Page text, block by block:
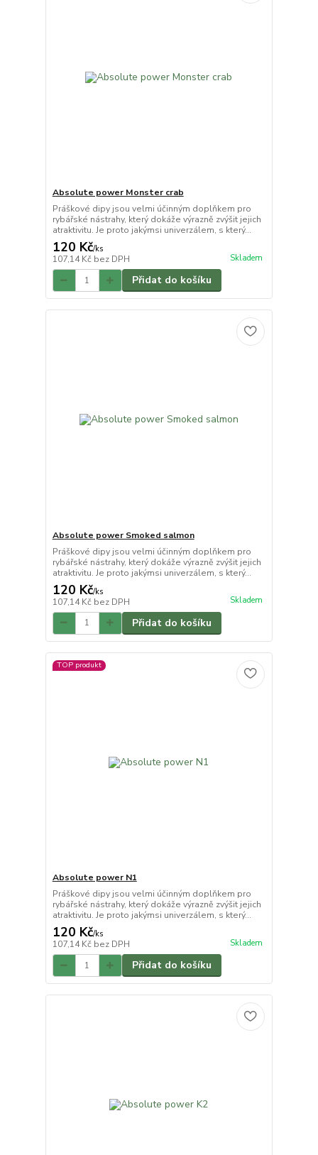
Absolute power Monster crab
Práškové dipy jsou velmi účinným doplňkem pro
rybářské nástrahy, který dokáže výrazně zvýšit jejich
atraktivitu. Je proto jakýmsi univerzálem, s který...
120 Kč/ks
107,14 Kč bez DPH Skladem
Přidat do košíku
Absolute power Smoked salmon
Práškové dipy jsou velmi účinným doplňkem pro
rybářské nástrahy, který dokáže výrazně zvýšit jejich
atraktivitu. Je proto jakýmsi univerzálem, s který...
120 Kč/ks
107,14 Kč bez DPH Skladem
Přidat do košíku
TOP produkt
Absolute power N1
Práškové dipy jsou velmi účinným doplňkem pro
rybářské nástrahy, který dokáže výrazně zvýšit jejich
atraktivitu. Je proto jakýmsi univerzálem, s který...
120 Kč/ks
107,14 Kč bez DPH Skladem
Přidat do košíku